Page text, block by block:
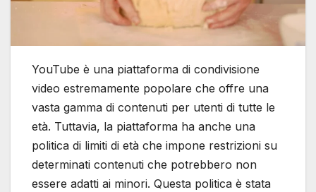
YouTube è una piattaforma di condivisione
video estremamente popolare che offre una
vasta gamma di contenuti per utenti di tutte le
età. Tuttavia, la piattaforma ha anche una
politica di limiti di età che impone restrizioni su
determinati contenuti che potrebbero non
essere adatti ai minori. Questa politica è stata